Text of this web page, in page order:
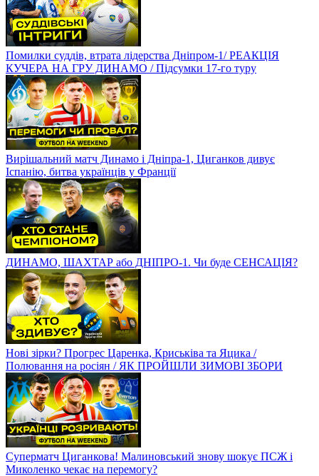
Помилки суддів, втрата лідерства Дніпром-1/ РЕАКЦІЯ
КУЧЕРА НА ГРУ ДИНАМО / Підсумки 17-го туру
Вирішальний матч Динамо і Дніпра-1, Циганков дивує
Іспанію, битва українців у Франції
ДИНАМО, ШАХТАР або ДНІПРО-1. Чи буде СЕНСАЦІЯ?
Нові зірки? Прогрес Царенка, Криськіва та Яцика /
Полювання на росіян / ЯК ПРОЙШЛИ ЗИМОВІ ЗБОРИ
Суперматч Циганкова! Малиновський знову шокує ПСЖ і
Миколенко чекає на перемогу?